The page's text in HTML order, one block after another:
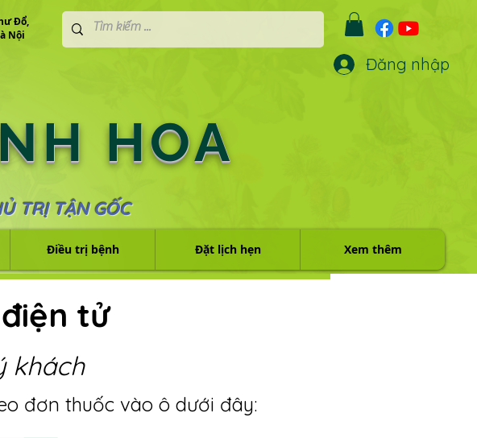
Đăng nhập
Đổ,
Nội
HOA
TRỊ TẬN GỐC
Điều trị bệnh Đặt lịch hẹn Xem thêm
tử
khách
đơn thuốc vào ô dưới đây: